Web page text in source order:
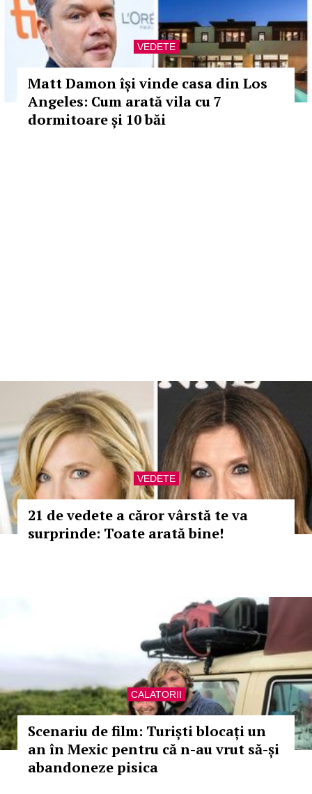
VEDETE
Matt Damon își vinde casa din Los
Angeles: Cum arată vila cu 7
dormitoare și 10 băi
VEDETE
21 de vedete a căror vârstă te va
surprinde: Toate arată bine!
CALATORII
Scenariu de film: Turiști blocați un
an în Mexic pentru că n-au vrut să-și
abandoneze pisica